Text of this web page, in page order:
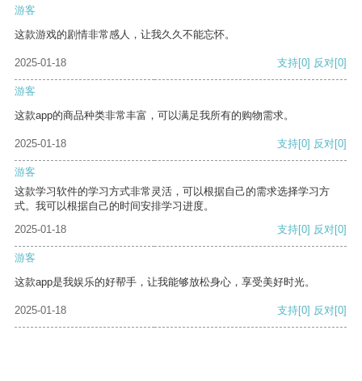
游客
这款游戏的剧情非常感人，让我久久不能忘怀。
2025-01-18 支持[0] 反对[0]
游客
这款app的商品种类非常丰富，可以满足我所有的购物需求。
2025-01-18 支持[0] 反对[0]
游客
这款学习软件的学习方式非常灵活，可以根据自己的需求选择学习方
式。我可以根据自己的时间安排学习进度。
2025-01-18
支持[0] 反对[0]
游客
这款app是我娱乐的好帮手，让我能够放松身心，享受美好时光。
2025-01-18 支持[0] 反对[0]